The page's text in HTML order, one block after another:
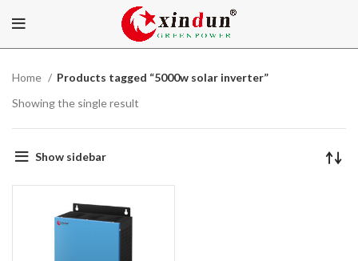
Home
Products tagged “5000w solar inverter”
Showing the single result
Show sidebar